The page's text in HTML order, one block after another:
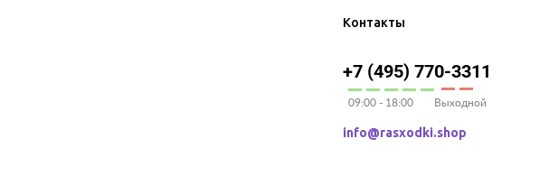
Контакты
+7 (495) 770-3311
09:00 - 18:00 Выходной
info@rasxodki.shop